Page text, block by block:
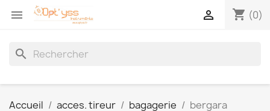
 shopping_cart (0)

search
Accueil acces. tireur bagagerie bergara